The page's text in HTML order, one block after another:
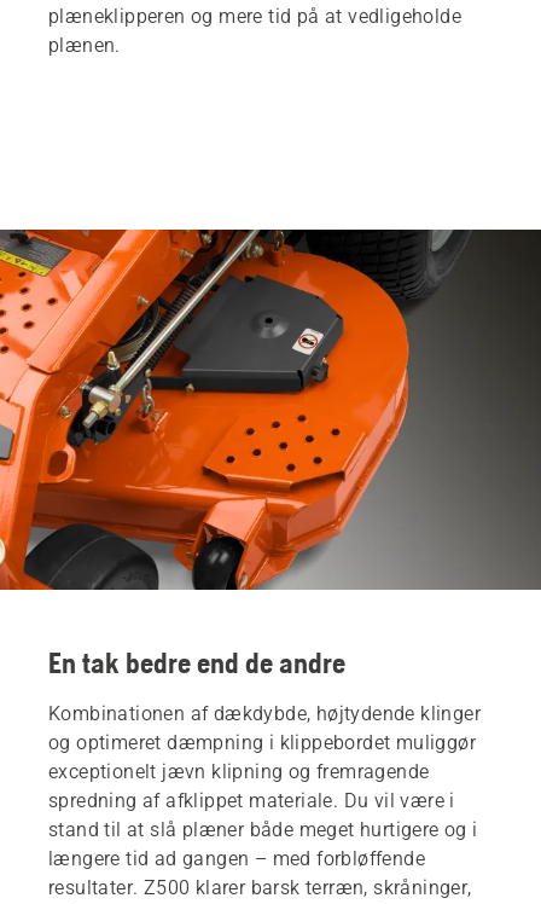
plæneklipperen og mere tid på at vedligeholde
plænen.
En tak bedre end de andre
Kombinationen af dækdybde, højtydende klinger
og optimeret dæmpning i klippebordet muliggør
exceptionelt jævn klipning og fremragende
spredning af afklippet materiale. Du vil være i
stand til at slå plæner både meget hurtigere og i
længere tid ad gangen – med forbløffende
resultater. Z500 klarer barsk terræn, skråninger,